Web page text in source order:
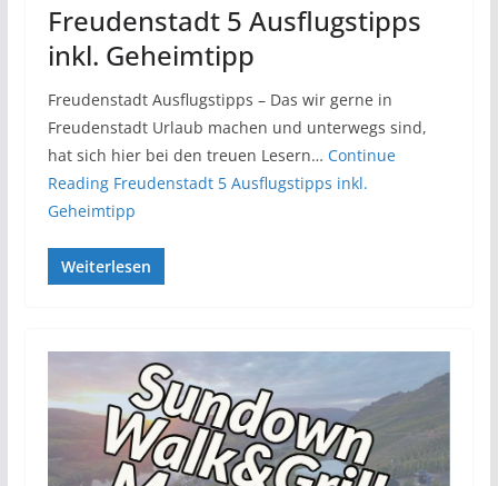
Freudenstadt 5 Ausflugstipps
inkl. Geheimtipp
Freudenstadt Ausflugstipps – Das wir gerne in
Freudenstadt Urlaub machen und unterwegs sind,
hat sich hier bei den treuen Lesern… Continue
ReadingFreudenstadt 5 Ausflugstipps inkl.
Geheimtipp
Weiterlesen